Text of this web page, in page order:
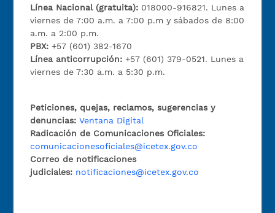
Línea Nacional (gratuita): 018000-916821. Lunes a
viernes de 7:00 a.m. a 7:00 p.m y sábados de 8:00
a.m. a 2:00 p.m.
PBX:+57 (601) 382-1670
Línea anticorrupción:+57 (601) 379-0521. Lunes a
viernes de 7:30 a.m. a 5:30 p.m.
Peticiones, quejas, reclamos, sugerencias y
denuncias: Ventana Digital
Radicación de Comunicaciones Oficiales:
comunicacionesoficiales@icetex.gov.co
Correo de notificaciones
judiciales: notificaciones@icetex.gov.co